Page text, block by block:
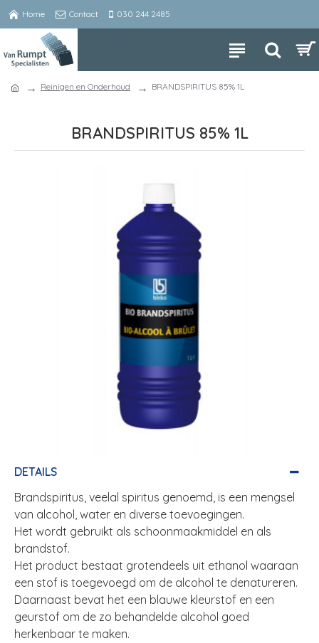
Home Contact 030 244 2485
Reinigen en Onderhoud BRANDSPIRITUS 85% 1L
BRANDSPIRITUS 85% 1L
DETAILS
Brandspiritus, veelal spiritus genoemd, is een mengsel
van alcohol, water en diverse toevoegingen.
Het wordt gebruikt als schoonmaakmiddel en als
brandstof.
Het product bestaat grotendeels uit ethanol waaraan
een stof is toegevoegd om de alcohol te denatureren.
Daarnaast bevat het een blauwe kleurstof en een
geurstof om de zo behandelde alcohol goed
herkenbaar te maken.